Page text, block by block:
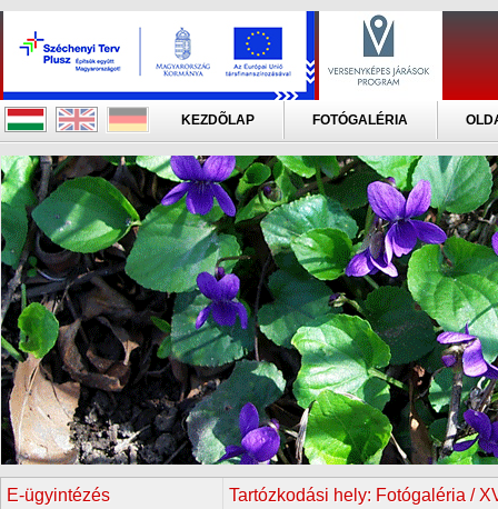
KEZDÕLAP FOTÓGALÉRIA
E-ügyintézés Tartózkodási hely: Fotógaléria /